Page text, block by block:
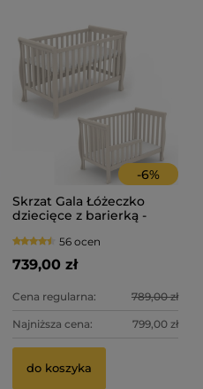
-6%
Skrzat Gala Łóżeczko
dziecięce z barierką -
56 ocen
739,00 zł
Cena regularna: 789,00 zł
Najniższa cena: 799,00 zł
do koszyka